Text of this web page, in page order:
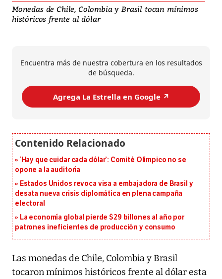
Monedas de Chile, Colombia y Brasil tocan mínimos
históricos frente al dólar
Encuentra más de nuestra cobertura en los resultados
de búsqueda.
Agrega La Estrella en Google ↗️
‘Hay que cuidar cada dólar’: Comité Olímpico no se
opone a la auditoría
Estados Unidos revoca visa a embajadora de Brasil y
desata nueva crisis diplomática en plena campaña
electoral
La economía global pierde $29 billones al año por
patrones ineficientes de producción y consumo
Las monedas de Chile, Colombia y Brasil
tocaron mínimos históricos frente al dólar esta